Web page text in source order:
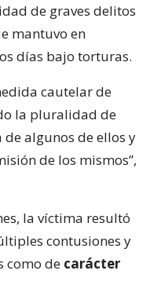
de graves delitos
mantuvo en
días bajo torturas.
cautelar de
la pluralidad de
algunos de ellos y
de los mismos”,
la víctima resultó
contusiones y
como de carácter